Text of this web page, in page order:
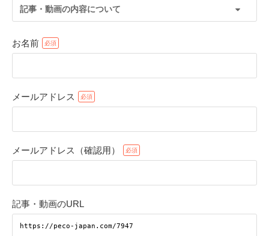
記事・動画の内容について
お名前
メールアドレス
メールアドレス（確認用）
記事・動画のURL
アプリで開く